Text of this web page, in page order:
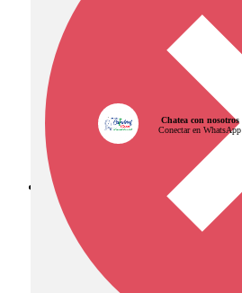
Diócesis de Zipaquirá
Chatea con nosotros
Conectar en WhatsApp